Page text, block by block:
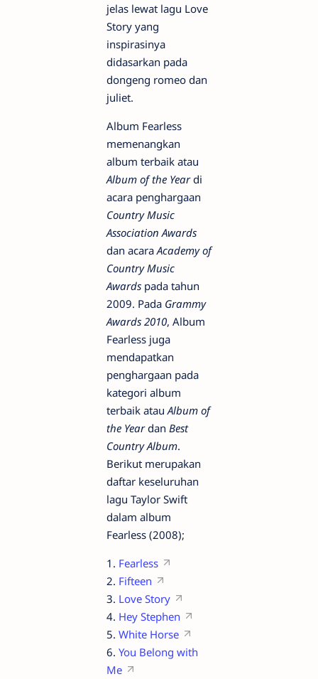
jelas lewat lagu Love
Story yang
inspirasinya
didasarkan pada
dongeng romeo dan
juliet.
Album Fearless
memenangkan
album terbaik atau
Album of the Yeardi
acara penghargaan
Country Music
Association Awards
dan acara Academy of
Country Music
Awards pada tahun
2009. Pada Grammy
Awards 2010, Album
Fearless juga
mendapatkan
penghargaan pada
kategori album
terbaik atau Album of
the Yeardan Best
Country Album.
Berikut merupakan
daftar keseluruhan
lagu Taylor Swift
dalam album
Fearless (2008);
1. Fearless
2. Fifteen
3. Love Story
4. Hey Stephen
5. White Horse
6. You Belong with
Me